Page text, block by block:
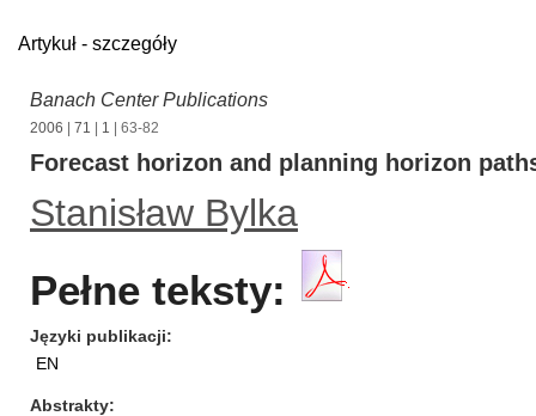
Artykuł - szczegóły
Banach Center Publications
2006 71 1 | 63-82
Forecast horizon and planning horizon
Stanisław Bylka
Pełne teksty:
Języki publikacji
EN
Abstrakty